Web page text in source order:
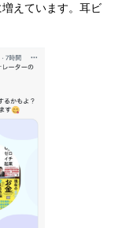
えています。耳ビ